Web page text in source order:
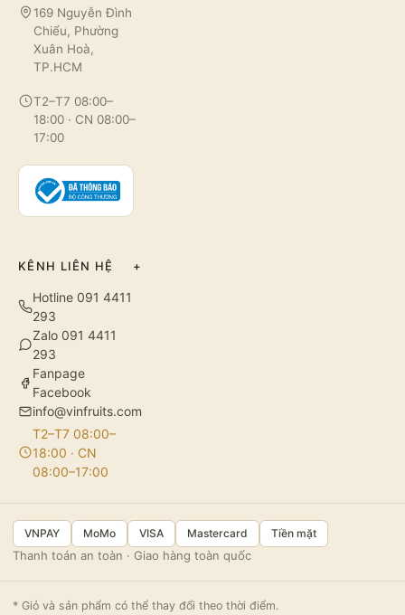
169 Nguyễn Đình
Chiểu, Phường
Xuân Hoà,
TP.HCM
T2–T7 08:00–
18:00 · CN 08:00–
17:00
KÊNH LIÊN HỆ +
Hotline 091 4411
293
Zalo 091 4411
293
Fanpage
Facebook
info@vinfruits.com
T2–T7 08:00–
18:00 · CN
08:00–17:00
VNPAY MoMo VISA Mastercard Tiền mặt
Thanh toán an toàn · Giao hàng toàn quốc
* Giỏ và sản phẩm có thể thay đổi theo thời điểm.